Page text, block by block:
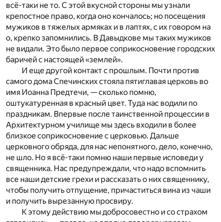
всё-таки не то. С этой вкусной стороны мы узнали
крепостное право, когда оно кончалось; но посещения
мужиков в тяжелых армяках и в лаптях, с их говором на
о, крепко запомнились. В Давыдкове мы таких мужиков
не видали. Это было первое соприкосновение городских
баричей с настоящей «землей».
И еще другой контакт с прошлым. Почти против
самого дома Спечинских стояла пятиглавая церковь во
имя Иоанна Предтечи, — сколько помню,
оштукатуренная в красный цвет. Туда нас водили по
праздникам. Впервые после таинственной процессии в
Архитектурном училище мы здесь входили в более
близкое соприкосновение с церковью. Дальше
церковного обряда, для нас непонятного, дело, конечно,
не шло. Но я всё-таки помню наши первые исповеди у
священника. Нас предупреждали, что надо вспомнить
все наши детские грехи и рассказать о них священнику,
чтобы получить отпущение, причаститься вина из чаши
и получить вырезанную просвиру.
К этому действию мы добросовестно и со страхом